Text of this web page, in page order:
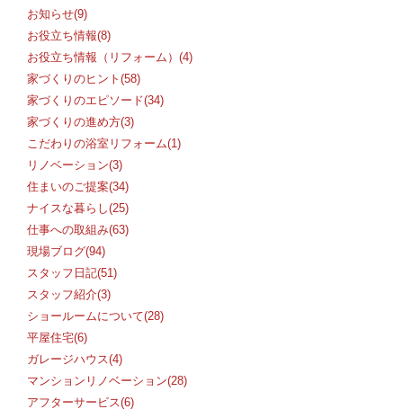
お知らせ(9)
お役立ち情報(8)
お役立ち情報（リフォーム）(4)
家づくりのヒント(58)
家づくりのエピソード(34)
家づくりの進め方(3)
こだわりの浴室リフォーム(1)
リノベーション(3)
住まいのご提案(34)
ナイスな暮らし(25)
仕事への取組み(63)
現場ブログ(94)
スタッフ日記(51)
スタッフ紹介(3)
ショールームについて(28)
平屋住宅(6)
ガレージハウス(4)
マンションリノベーション(28)
アフターサービス(6)